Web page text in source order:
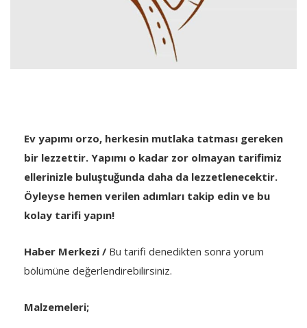
Ev yapımı orzo, herkesin mutlaka tatması gereken
bir lezzettir. Yapımı o kadar zor olmayan tarifimiz
ellerinizle buluştuğunda daha da lezzetlenecektir.
Öyleyse hemen verilen adımları takip edin ve bu
kolay tarifi yapın!
Haber Merkezi / Bu tarifi denedikten sonra yorum
bölümüne değerlendirebilirsiniz.
Malzemeleri;